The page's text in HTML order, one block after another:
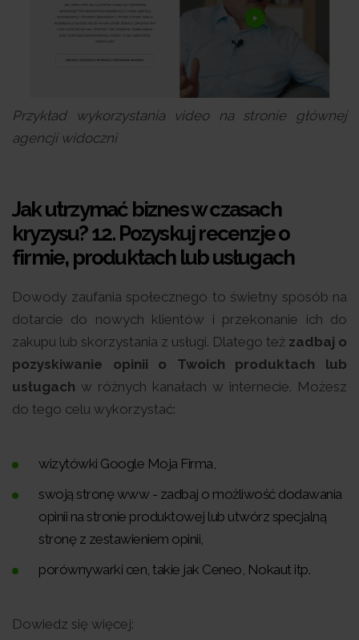
Przykład wykorzystania video na stronie głównej
agencji widoczni
Jak utrzymać biznes w czasach
kryzysu? 12. Pozyskuj recenzje o
firmie, produktach lub usługach
Dowody zaufania społecznego to świetny sposób na
dotarcie do nowych klientów i przekonanie ich do
zakupu lub skorzystania z usługi. Dlatego też zadbaj o
pozyskiwanie opinii o Twoich produktach lub
usługach w różnych kanałach w internecie. Możesz
do tego celu wykorzystać:
wizytówki Google Moja Firma,
swoją stronę www - zadbaj o możliwość dodawania
opinii na stronie produktowej lub utwórz specjalną
stronę z zestawieniem opinii,
porównywarki cen, takie jak Ceneo, Nokaut itp.
Dowiedz się więcej: